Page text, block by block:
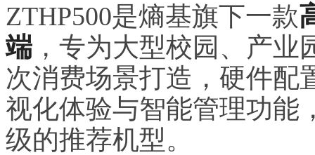
ZTHP500是熵基旗下一款
端 ，专为大型校园、产
次消费场景打造，硬件配
视化体验与智能管理功能
级的推荐机型。